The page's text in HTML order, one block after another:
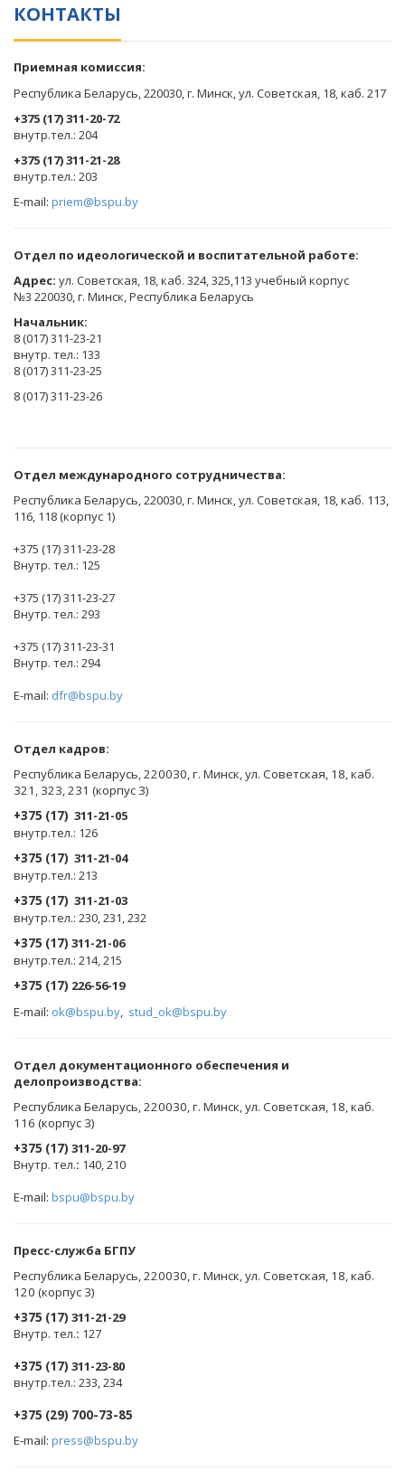
КОНТАКТЫ
Приемная комиссия:
Республика Беларусь, 220030, г. Минск, ул. Советская, 18, каб. 217
+375 (17) 311-20-72
​внутр.тел.: 204
+375 (17) 311-21-28
​внутр.тел.: 203
E-mail: priem@bspu.by
Отдел по идеологической и воспитательной работе:
Адрес: ул. Советская, 18, каб. 324, 325,113 учебный корпус
№3 220030, г. Минск, Республика Беларусь
Начальник:
8 (017) 311-23-21
внутр. тел.: 133
8 (017) 311-23-25
8 (017) 311-23-26
Отдел международного сотрудничества:
Республика Беларусь, 220030, г. Минск, ул. Советская, 18, каб. 113,
116, 118 (корпус 1)
+375 (17) 311-23-28
Внутр. тел.: 125
+375 (17) 311-23-27
Внутр. тел.: 293
+375 (17) 311-23-31
Внутр. тел.: 294
E-mail: dfr@bspu.by
Отдел кадров:
Республика Беларусь, 220030, г. Минск, ул. Советская, 18, каб.
321, 323, 231 (корпус 3)
+375 (17) 311-21-05
внутр.тел.: 126
+375 (17) 311-21-04
внутр.тел.: 213
+375 (17) 311-21-03
внутр.тел.: 230, 231, 232
+375 (17) 311-21-06
внутр.тел.: 214, 215
+375 (17) 226-56-19
E-mail: ok@bspu.by, stud_ok@bspu.by
Oтдел документационного обеспечения и
делопроизводства:
Республика Беларусь, 220030, г. Минск, ул. Советская, 18, каб.
116 (корпус 3)
+375 (17) 311-20-97
Внутр. тел.: 140, 210
E-mail: bspu@bspu.by
Пресс-служба БГПУ
Республика Беларусь, 220030, г. Минск, ул. Советская, 18, каб.
120 (корпус 3)
+375 (17) 311-21-29
Внутр. тел.: 127
+375 (17) 311-23-80
внутр.тел.: 233, 234
+375 (29) 700-73-85
E-mail: press@bspu.by